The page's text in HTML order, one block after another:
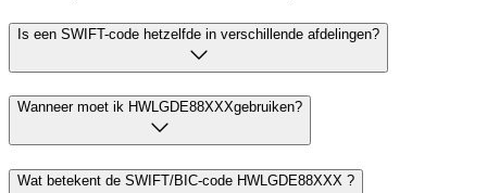
Is een SWIFT-code hetzelfde in verschillende afdelingen?
Wanneer moet ik HWLGDE88XXXgebruiken?
Wat betekent de SWIFT/BIC-code HWLGDE88XXX ?